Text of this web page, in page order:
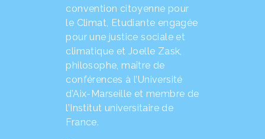
convention citoyenne pour
le Climat, Etudiante engagée
pour une justice sociale et
climatique et Joelle Zask,
philosophe, maître de
conférences à l’Université
d’Aix-Marseille et membre de
l’Institut universitaire de
France.